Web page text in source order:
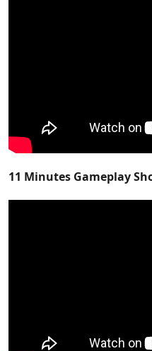
11 Minutes Gameplay